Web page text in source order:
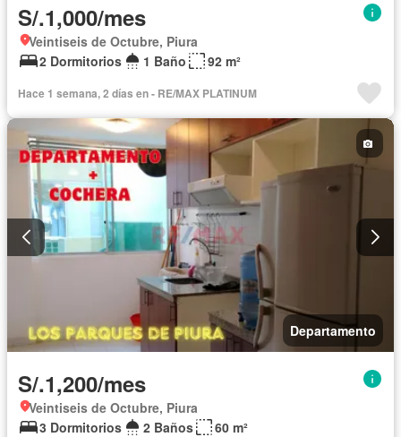
S/.1,000/mes
Veintiseis de Octubre, Piura
2 Dormitorios
1 Baño 92 m²
Hace 1 semana, 2 días en - RE/MAX PLATINUM
Departamento
S/.1,200/mes
Veintiseis de Octubre, Piura
3 Dormitorios
2 Baños 60 m²